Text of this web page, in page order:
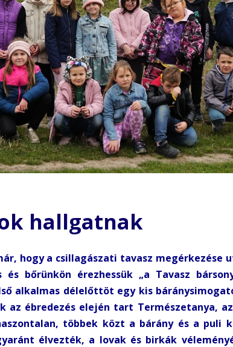
hallgatnak
hogy a csillagászati tavasz megérkezése
bőrünkön érezhessük „a Tavasz
alkalmas délelőttöt egy kis
ébredezés elején tart Természetanya,
többek közt a bárány és a puli
élvezték, a lovak és birkák